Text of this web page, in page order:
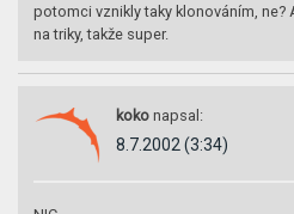
potomci vznikly taky klonováním, ne?
na triky, takže super.
koko napsal:
8.7.2002 (3:34)